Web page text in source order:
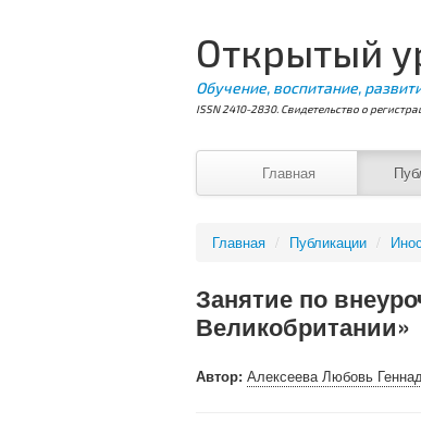
Открытый
Обучение, воспитание,
ISSN 2410-2830. Свидетельство о
Главная
Главная / Публикации /
Занятие по
Великобритании»
Автор: Алексеева Любовь